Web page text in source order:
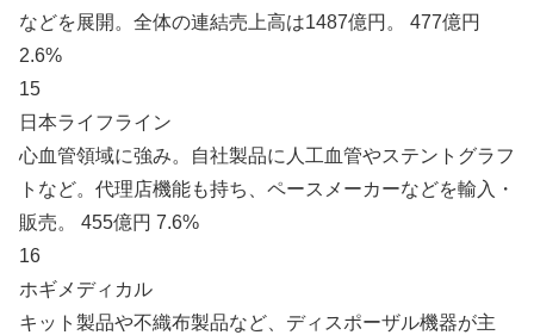
などを展開。全体の連結売上高は1487億円。 477億円
2.6%
15
日本ライフライン
心血管領域に強み。自社製品に人工血管やステントグラフ
トなど。代理店機能も持ち、ペースメーカーなどを輸入・
販売。 455億円 7.6%
16
ホギメディカル
キット製品や不織布製品など、ディスポーザル機器が主